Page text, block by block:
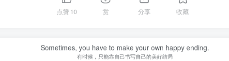
点赞10 赏 分享 收藏
Sometimes, you have to make your own happy ending.
有时候，只能靠自己书写自己的美好结局